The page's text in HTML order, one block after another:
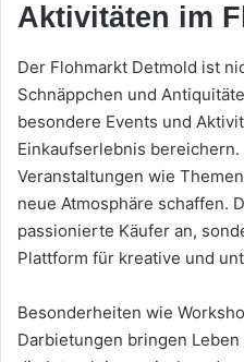
Aktivitäten im
Der Flohmarkt Detmold ist
Schnäppchen und
besondere Events und
Einkaufserlebnis
Veranstaltungen wie
neue Atmosphäre schaffen.
passionierte Käufer an,
Plattform für kreative und
Besonderheiten wie
Darbietungen bringen